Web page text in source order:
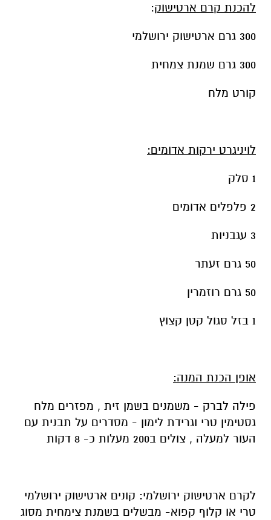
להכנת קרם ארטישוק:
300 גרם ארטישוק ירושלמי
300 גרם שמנת צמחית
קורט מלח
לויניגרט ירקות אדומים:
1 סלק
2 פלפלים אדומים
3 עגבניות
50 גרם זעתר
50 גרם רוזמרין
1 בזל סגול קטן קצוץ
אופן הכנת המנה:
פילה לברק - משמנים בשמן זית , מפזרים מלח
גסטימין טרי וגרידת לימון - מסדרים על תבנית עם
העור למעלה , צולים ב200 מעלות כ- 8 דקות
לקרם ארטישוק ירושלמי: קונים ארטישוק ירושלמי
טרי או קלוף קפוא- מבשלים בשמנת צימחית מסוג